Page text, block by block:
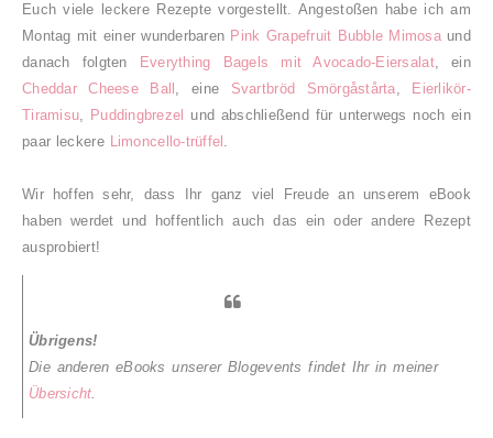
Euch viele leckere Rezepte vorgestellt. Angestoßen habe ich am
Montag mit einer wunderbaren Pink Grapefruit Bubble Mimosaund
danach folgten
Everything Bagels mit Avocado-Eiersalat, ein
Cheddar Cheese Ball , eine Svartbröd Smörgåstårta,
Eierlikör-
Tiramisu, Puddingbrezel und abschließend für unterwegs noch ein
paar leckere Limoncello-trüffel .
Wir hoffen sehr, dass Ihr ganz viel Freude an unserem eBook
haben werdet und hoffentlich auch das ein oder andere Rezept
ausprobiert!
Übrigens!
Die anderen eBooks unserer Blogevents findet Ihr in meiner
Übersicht.